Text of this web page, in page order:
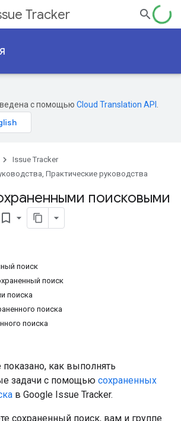
Tracker
с помощью Cloud Translation API
Issue Tracker
Практические руководства
поисковыми
bookmark_border
поиск
поиск
поиска
поиска
поиска
показано, как выполнять
задачи с помощью сохраненных
в Google Issue Tracker.
сохраненный поиск, вам и группе